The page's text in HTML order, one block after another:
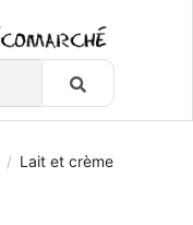
/ Lait et crème